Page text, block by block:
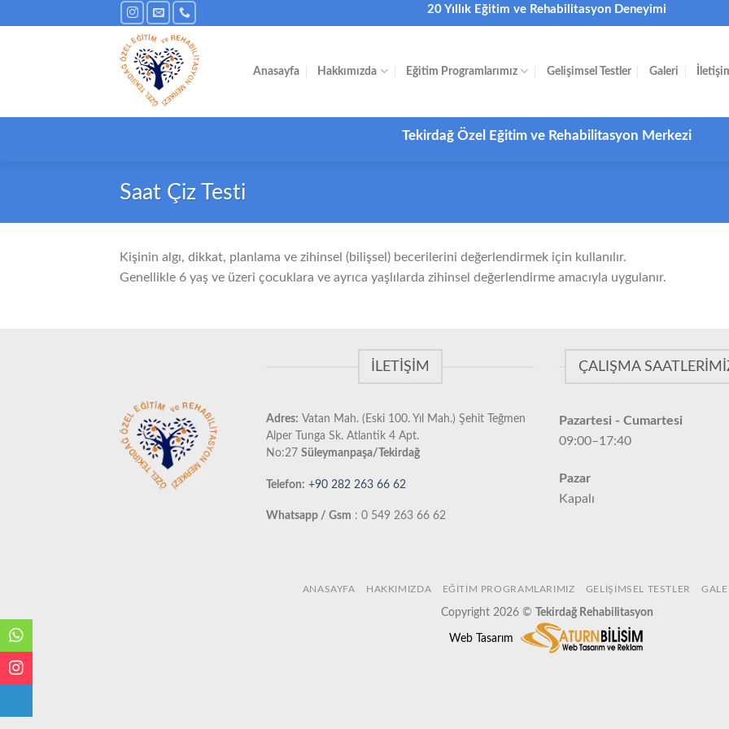
atla
20 Yıllık Eğitim ve Rehabilitasyon Deneyimi
Anasayfa Hakkımızda Eğitim Programlarımız Gelişimsel Testler Galeri
Tekirdağ Özel Eğitim ve Rehabilitasyon Merkezi
Saat Çiz Testi
Kişinin algı, dikkat, planlama ve zihinsel (bilişsel) becerilerini değerlendirmek için kullanılır.
Genellikle 6 yaş ve üzeri çocuklara ve ayrıca yaşlılarda zihinsel değerlendirme amacıyla uygulanır.
İLETIŞIM
Adres: Vatan Mah. (Eski 100. Yıl Mah.) Şehit Teğmen
Alper Tunga Sk. Atlantik 4 Apt.
No:27 Süleymanpaşa/Tekirdağ
Telefon: +90 282 263 66 62
Whatsapp / Gsm : 0 549 263 66 62
ÇALIŞMA
Pazartesi - Cumartesi
09:00–17:40
Pazar
Kapalı
ANASAYFA HAKKIMIZDA EĞITIM PROGRAMLARIMIZ GELIŞIMSEL TESTLER
Copyright 2026 © Tekirdağ Rehabilitasyon
Web Tasarım